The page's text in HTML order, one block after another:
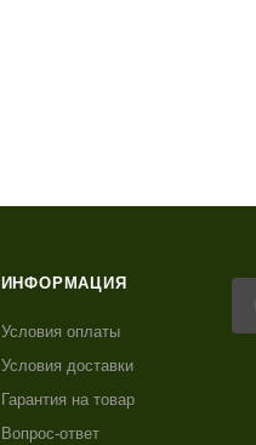
ИНФОРМАЦИЯ
Условия оплаты
Условия доставки
Гарантия на товар
Вопрос-ответ